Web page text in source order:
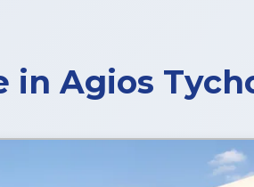
in Agios